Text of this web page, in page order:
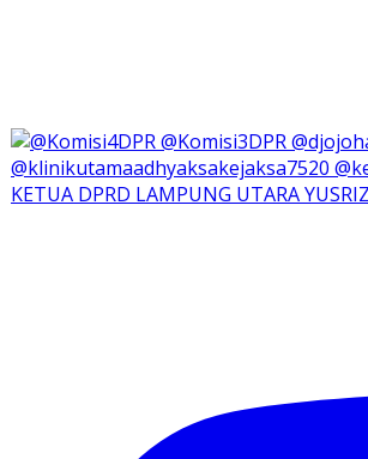
KETUA DPRD LAMPUNG UTARA